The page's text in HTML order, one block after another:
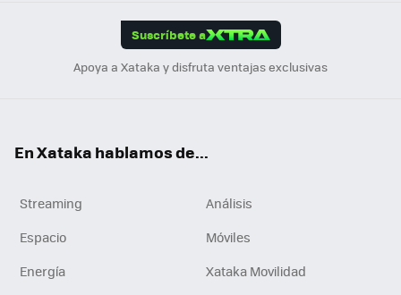
Suscríbete a
Apoya a Xataka y disfruta ventajas exclusivas
En Xataka hablamos de...
Streaming
Análisis
Espacio
Móviles
Energía
Xataka Movilidad